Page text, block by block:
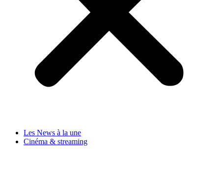
Les News à la une
Cinéma & streaming